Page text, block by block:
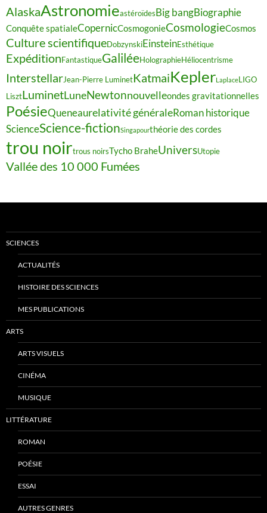
AlaskaAstronomieastéroïdesBig bangBiographie
Conquête spatialeCopernicCosmogonieCosmologieCosmos
Culture scientifiqueDobzynskiEinsteinEsthétique
ExpéditionFantastiqueGaliléeHolographieHéliocentrisme
InterstellarJean-Pierre LuminetKatmaiKeplerLaplaceLIGO
LisztLuminetLuneNewtonnouvelleondes gravitationnelles
PoésieQueneaurelativité généraleRoman historique
ScienceScience-fictionSingapourthéorie des cordes
trou noirtrous noirsTycho BraheUniversUtopie
Vallée des 10 000 Fumées
SCIENCES
ACTUALITÉS
HISTOIRE DES SCIENCES
MES PUBLICATIONS
ARTS
ARTS VISUELS
CINÉMA
MUSIQUE
LITTÉRATURE
ROMAN
POÉSIE
ESSAI
AUTRES GENRES